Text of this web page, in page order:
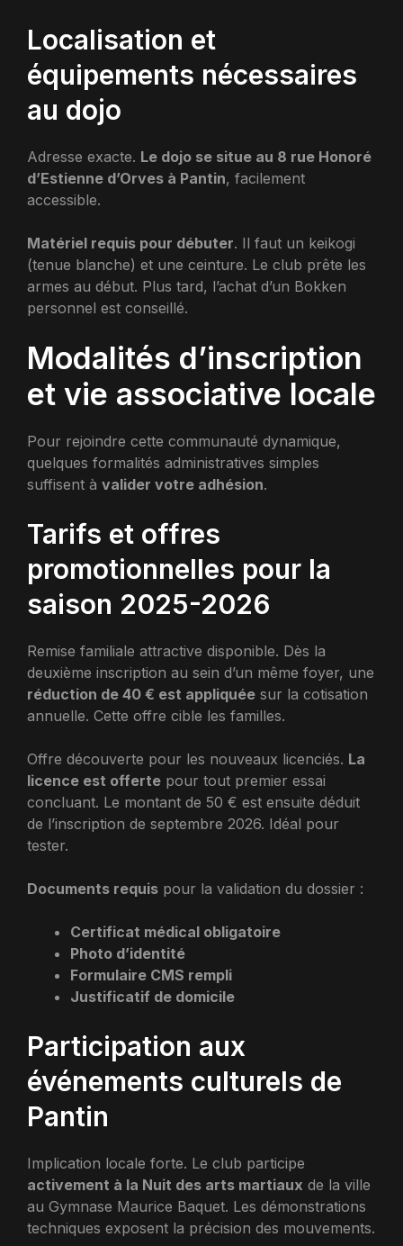
Localisation et
équipements nécessaires
au dojo
Adresse exacte. Le dojo se situe au 8 rue Honoré
d’Estienne d’Orves à Pantin, facilement
accessible.
Matériel requis pour débuter. Il faut un keikogi
(tenue blanche) et une ceinture. Le club prête les
armes au début. Plus tard, l’achat d’un Bokken
personnel est conseillé.
Modalités d’inscription
et vie associative locale
Pour rejoindre cette communauté dynamique,
quelques formalités administratives simples
suffisent à valider votre adhésion.
Tarifs et offres
promotionnelles pour la
saison 2025-2026
Remise familiale attractive disponible. Dès la
deuxième inscription au sein d’un même foyer, une
réduction de 40 € est appliquée sur la cotisation
annuelle. Cette offre cible les familles.
Offre découverte pour les nouveaux licenciés. La
licence est offerte pour tout premier essai
concluant. Le montant de 50 € est ensuite déduit
de l’inscription de septembre 2026. Idéal pour
tester.
Documents requis pour la validation du dossier :
Certificat médical obligatoire
Photo d’identité
Formulaire CMS rempli
Justificatif de domicile
Participation aux
événements culturels de
Pantin
Implication locale forte. Le club participe
activement à la Nuit des arts martiaux de la ville
au Gymnase Maurice Baquet. Les démonstrations
techniques exposent la précision des mouvements.